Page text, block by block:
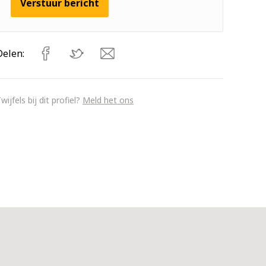
Verstuur bericht
bij dit profiel? Meld het ons